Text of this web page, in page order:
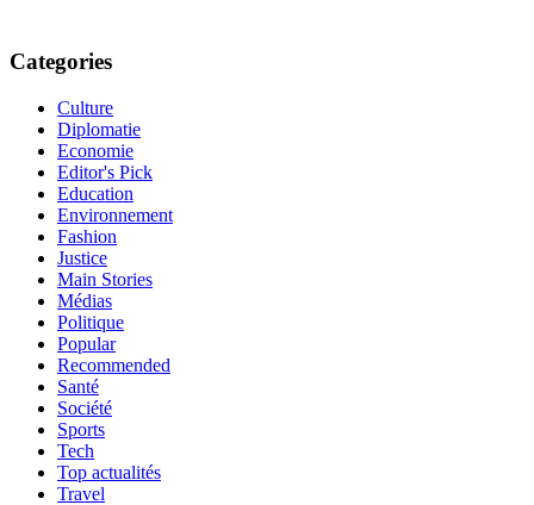
Categories
Culture
Diplomatie
Economie
Editor's Pick
Education
Environnement
Fashion
Justice
Main Stories
Médias
Politique
Popular
Recommended
Santé
Société
Sports
Tech
Top actualités
Travel